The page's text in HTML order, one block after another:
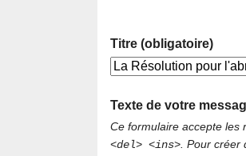
Titre (obligatoire)
Texte de votre
Ce formulaire accepte les
<del> <ins> . Pour